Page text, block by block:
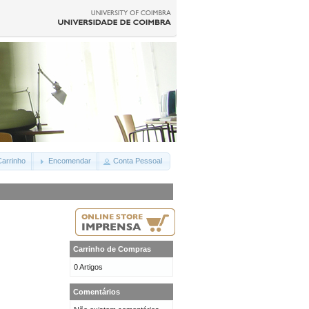
Encomendar Conta Pessoal
Carrinho de Compras
0 Artigos
Comentários